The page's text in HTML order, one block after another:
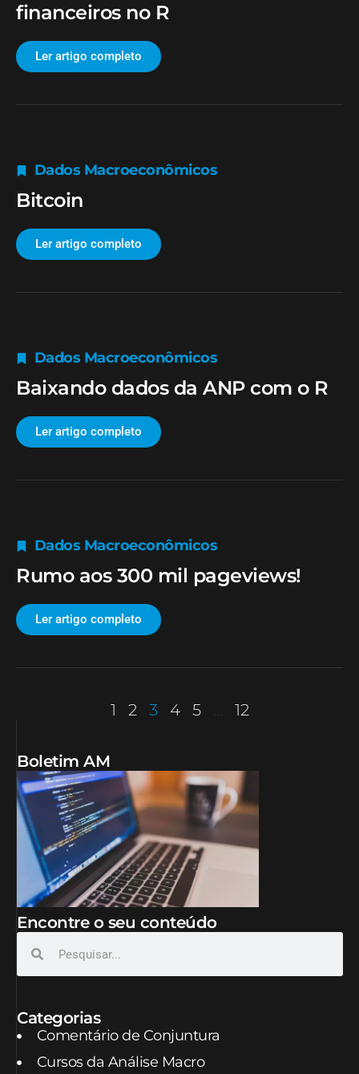
financeiros no R
Ler artigo completo
Dados Macroeconômicos
Bitcoin
Ler artigo completo
Dados Macroeconômicos
Baixando dados da ANP com o R
Ler artigo completo
Dados Macroeconômicos
Rumo aos 300 mil pageviews!
Ler artigo completo
1 2 3 4 5 12
Boletim AM
Encontre o seu conteúdo
Categorias
Comentário de Conjuntura
Cursos da Análise Macro